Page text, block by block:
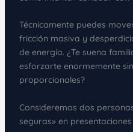
Técnicamente puedes
fricción masiva y
de energía. ¿Te suena
esforzarte enormemente
proporcionales?
Consideremos dos
seguras» en